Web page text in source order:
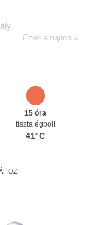
15 óra
tiszta égbolt
41°C